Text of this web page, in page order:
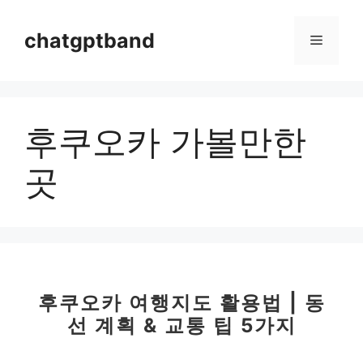
chatgptband 메
후쿠오카 가볼만한
곳
후쿠오카 여행지도 활용법 | 동
선 계획 & 교통 팁 5가지